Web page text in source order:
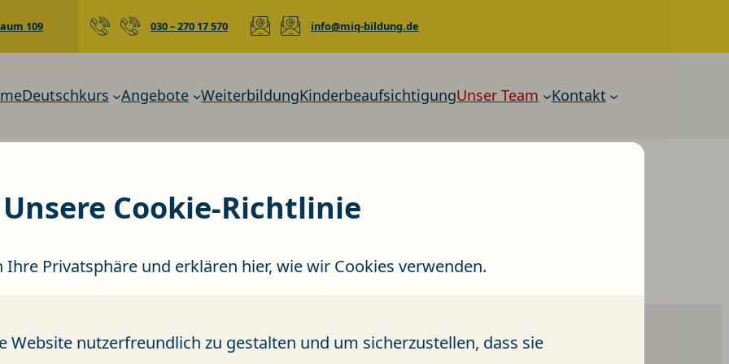
109 030 – 270 17 570 info@miq-bildung.de
Deutschkurs Angebote WeiterbildungKinderbeaufsichtigungUnser Team Kontakt
Unsere Cookie-Richtlinie
Privatsphäre und erklären hier, wie wir Cookies verwenden.
Website nutzerfreundlich zu gestalten und um sicherzustellen, dass sie